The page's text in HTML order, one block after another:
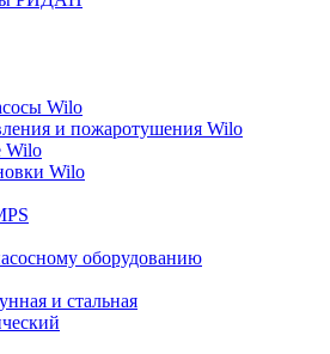
Wilo
и пожаротушения Wilo
Wilo
Wilo
оборудованию
и стальная